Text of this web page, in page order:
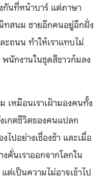
นที่หน้าบาร์ แต่ภาษา
ทสนม ชายอีกคนอยู่อีกฝั่ง
ะถนน ทำให้เราแทบไม่
พนักงานในชุดสีขาวก้มลง
หมือนเราเฝ้ามองคนทั้ง
เกตชีวิตของคนแปลก
ไปอย่างเชื่องช้า และเมื่อ
คั่นเราออกจากโลกใน
ต่เป็นความไม่อาจเข้าไป